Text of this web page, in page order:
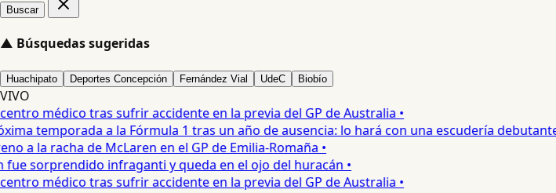
Buscar
▲ Búsquedas sugeridas
Huachipato Deportes Concepción Fernández Vial UdeC Biobío
VIVO
médico tras sufrir accidente en la previa del GP de Australia •
temporada a la Fórmula 1 tras un año de ausencia: lo hará con una escudería debutante •
a la racha de McLaren en el GP de Emilia-Romaña •
sorprendido infraganti y queda en el ojo del huracán •
médico tras sufrir accidente en la previa del GP de Australia •